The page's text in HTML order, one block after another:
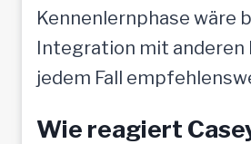
Kennenlernphase wäre
Integration mit anderen
jedem Fall
Wie reagiert